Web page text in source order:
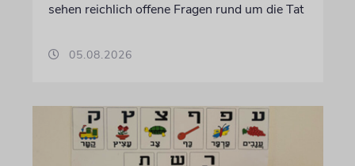
sehen reichlich offene Fragen rund um die Tat
05.08.2026